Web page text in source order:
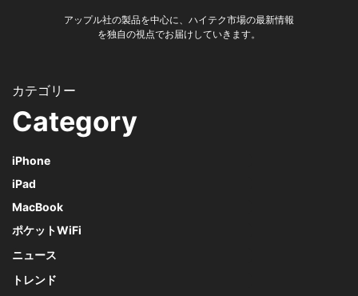
アップル社の製品を中心に、ハイテク市場の最新情報
を独自の視点でお届けしていきます。
Category
iPhone
iPad
MacBook
ポケットWiFi
ニュース
トレンド